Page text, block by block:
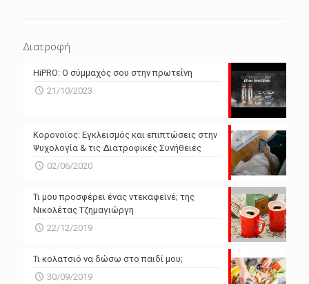
N/A
Powered by Forecast.io
Διατροφή
HiPRO: Ο σύμμαχός σου στην πρωτεΐνη
21/10/2023
Κορονοϊος: Εγκλεισμός και επιπτώσεις στην
Ψυχολογία & τις Διατροφικές Συνήθειες
02/06/2020
Τι μου προσφέρει ένας ντεκαφεϊνέ; της
Νικολέτας Τζημαγιώργη
22/12/2019
Τι κολατσιό να δώσω στο παιδί μου;
30/09/2019